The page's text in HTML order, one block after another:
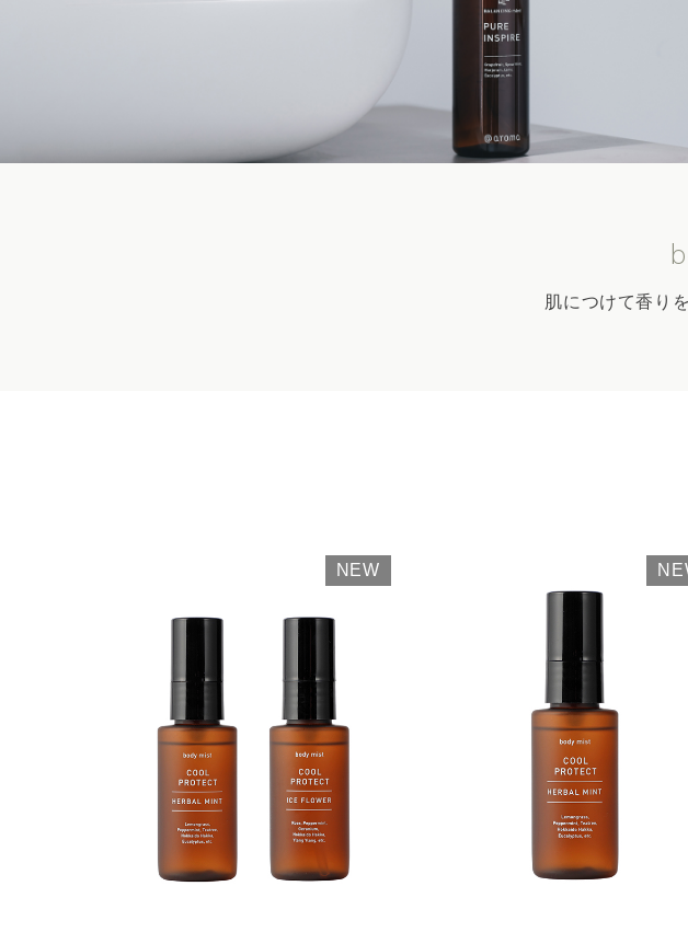
肌につけて香り
NEW